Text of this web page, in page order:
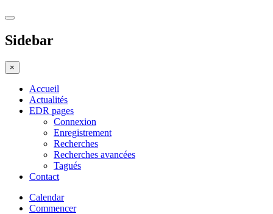
Sidebar
×
Accueil
Actualités
EDR pages
Connexion
Enregistrement
Recherches
Recherches avancées
Tagués
Contact
Calendar
Commencer